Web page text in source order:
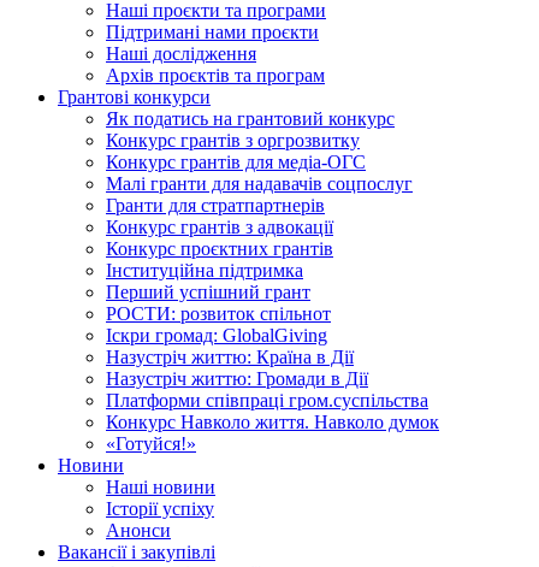
Наші проєкти та програми
Підтримані нами проєкти
Наші дослідження
Архів проєктів та програм
Грантові конкурси
Як податись на грантовий конкурс
Конкурс грантів з оргрозвитку
Конкурс грантів для медіа-ОГС
Малі гранти для надавачів соцпослуг
Гранти для стратпартнерів
Конкурс грантів з адвокації
Конкурс проєктних грантів
Інституційна підтримка
Перший успішний грант
РОСТИ: розвиток спільнот
Іскри громад: GlobalGiving
Назустріч життю: Країна в Дії
Назустріч життю: Громади в Дії
Платформи співпраці гром.суспільства
Конкурс Навколо життя. Навколо думок
«Готуйся!»
Новини
Наші новини
Історії успіху
Анонси
Вакансії і закупівлі